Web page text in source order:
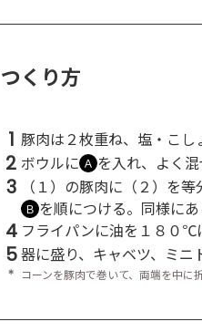
つくり方
1 豚肉は２枚重ね、塩・こし
2 ボウルに Ａ を入れ、よく混
3 （１）の豚肉に（２）を
Ｂ を順につける。同様にあ
4 フライパンに油を１８０℃
5器に盛り、キャベツ、ミニ
＊ コーンを豚肉で巻いて、両端を中に